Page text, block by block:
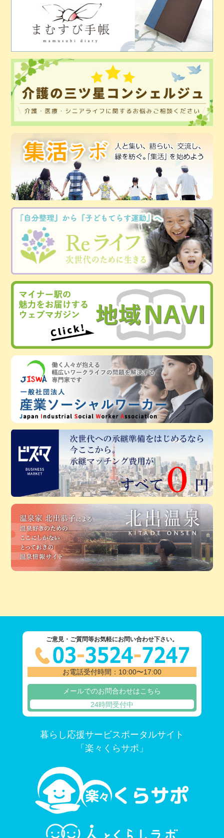
ご意見・ご質問等お気軽にお問い合わせ下さい。
お電話受付時間：10:00〜17:00
メールでのお問合わせはこちら
24時間受付中
暮らし応援サービスポータルサイト
「楽々くらサポ」